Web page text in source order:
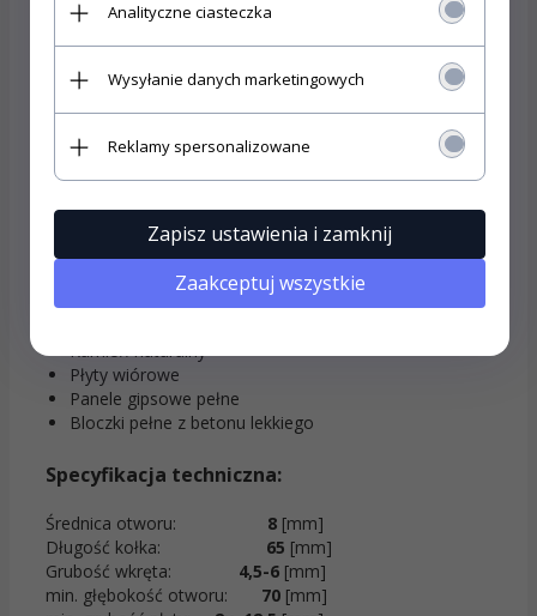
Materiały budowlane
Beton
Cegła pełna
bloczki silikatowe pełne
Gazobeton
pustaki ceramiczne
pustaki silikatowe
Płyta gipsowa
Płyty gipsowo-kartonowe i g-k zbrojone włóknem
Pustaki z betonu lekkiego
Stropy gęstożebrowe z pustaków ceramicznych i
Kamień naturalny
Płyty wiórowe
Panele gipsowe pełne
Bloczki pełne z betonu lekkiego
Specyfikacja techniczna:
Średnica otworu: 8 [mm]
Długość kołka: 65 [mm]
Grubość wkręta: 4,5-6 [mm]
min. głębokość otworu: 70 [mm]
Analityczne ciasteczka
Wysyłanie danych marketingowych
Reklamy spersonalizowane
Zapisz ustawienia i zamknij
Zaakceptuj wszystkie